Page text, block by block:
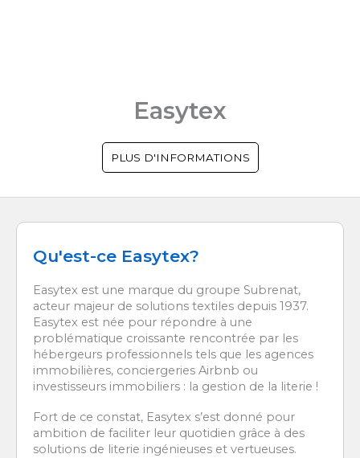
Easytex
PLUS D'INFORMATIONS
Qu'est-ce Easytex?
Easytex est une marque du groupe Subrenat,
acteur majeur de solutions textiles depuis 1937.
Easytex est née pour répondre à une
problématique croissante rencontrée par les
hébergeurs professionnels tels que les agences
immobilières, conciergeries Airbnb ou
investisseurs immobiliers : la gestion de la literie !
Fort de ce constat, Easytex s’est donné pour
ambition de faciliter leur quotidien grâce à des
solutions de literie ingénieuses et vertueuses.